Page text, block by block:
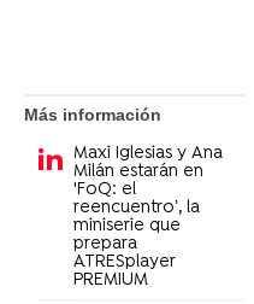
Más información
Maxi Iglesias y Ana
Milán estarán en
'FoQ: el
reencuentro’, la
miniserie que
prepara
ATRESplayer
PREMIUM